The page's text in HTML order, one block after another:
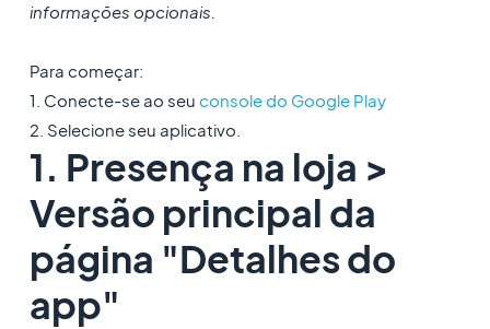
informações opcionais.
Para começar:
1. Conecte-se ao seu console do Google Play
2. Selecione seu aplicativo.
1. Presença na loja >
Versão principal da
página "Detalhes do
app"